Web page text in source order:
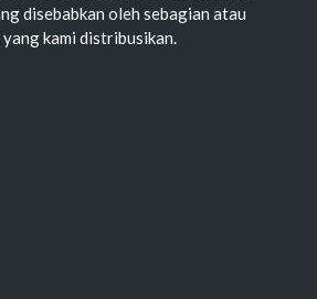
disebabkan oleh sebagian atau
kami distribusikan.